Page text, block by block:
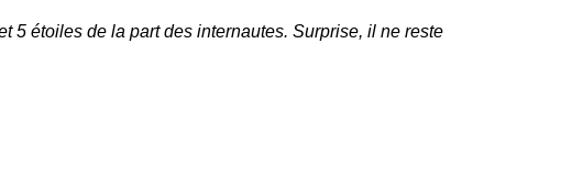
5 étoiles de la part des internautes. Surprise, il ne reste